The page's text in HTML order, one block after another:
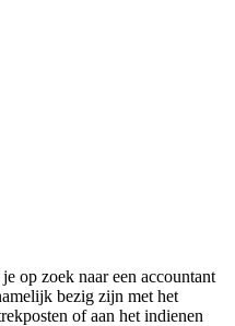
op zoek naar een accountant
bezig zijn met het
of aan het indienen